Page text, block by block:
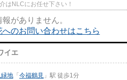
はNLCにお任せ下さい！
がありません。
へのお問い合わせはこちら
イエ
地 「 今福鶴見 」駅 徒歩1分